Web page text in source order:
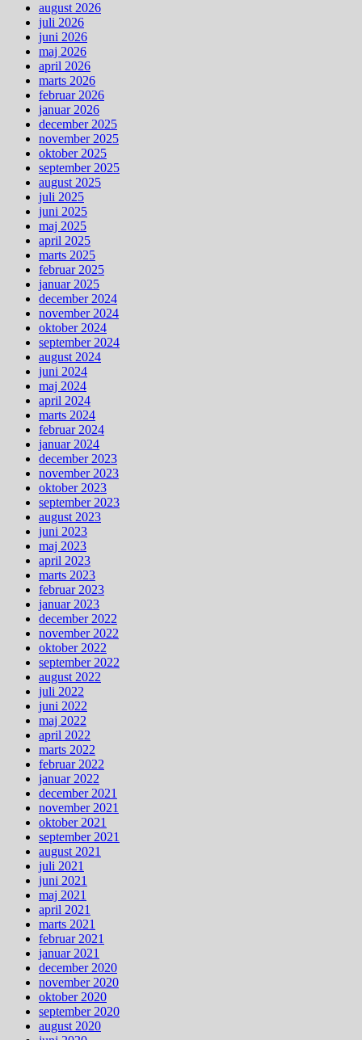
august 2026
juli 2026
juni 2026
maj 2026
april 2026
marts 2026
februar 2026
januar 2026
december 2025
november 2025
oktober 2025
september 2025
august 2025
juli 2025
juni 2025
maj 2025
april 2025
marts 2025
februar 2025
januar 2025
december 2024
november 2024
oktober 2024
september 2024
august 2024
juni 2024
maj 2024
april 2024
marts 2024
februar 2024
januar 2024
december 2023
november 2023
oktober 2023
september 2023
august 2023
juni 2023
maj 2023
april 2023
marts 2023
februar 2023
januar 2023
december 2022
november 2022
oktober 2022
september 2022
august 2022
juli 2022
juni 2022
maj 2022
april 2022
marts 2022
februar 2022
januar 2022
december 2021
november 2021
oktober 2021
september 2021
august 2021
juli 2021
juni 2021
maj 2021
april 2021
marts 2021
februar 2021
januar 2021
december 2020
november 2020
oktober 2020
september 2020
august 2020